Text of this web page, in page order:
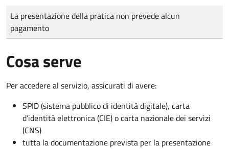
Tipo di pagamento
Importo
La presentazione della pratica non prevede alcun
pagamento
Cosa serve
Per accedere al servizio, assicurati di avere:
SPID (sistema pubblico di identità digitale), carta
d’identità elettronica (CIE) o carta nazionale dei servizi
(CNS)
tutta la documentazione prevista per la presentazione